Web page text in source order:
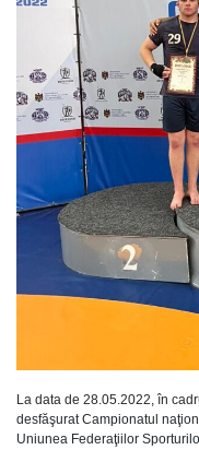
La data de 28.05.2022, în
desfăşurat Campionatul
Uniunea Federaţiilor